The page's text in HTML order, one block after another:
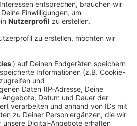
Petitionsausschuss des
mit dem Fall des von der
Robert Muradyan aus Bad
sitzt in Abschiebehaft,
in der Ausländerbehörde des
festgenommen worden
Luiza Licina-